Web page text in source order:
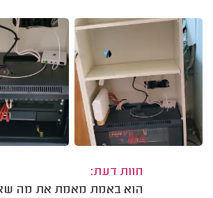
חוות דעת:
הוא באמת מאמת את מה